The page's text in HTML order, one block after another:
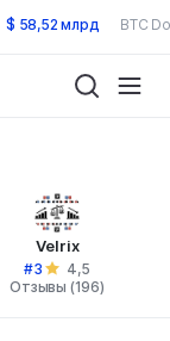
$ 58,52 млрд BTC
Velrix
#3
4,5
Отзывы (196)